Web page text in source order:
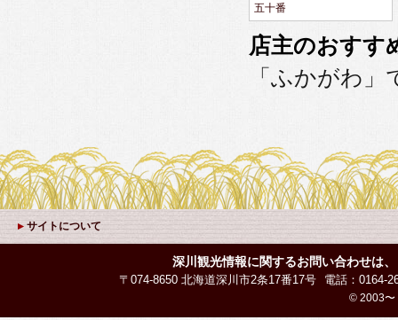
五十番
店主のおすす
「ふかがわ
サイトについて
深川観光情報に関するお問い合わせは、
〒074-8650 北海道深川市2条17番17号 電話：0164-
© 2003〜